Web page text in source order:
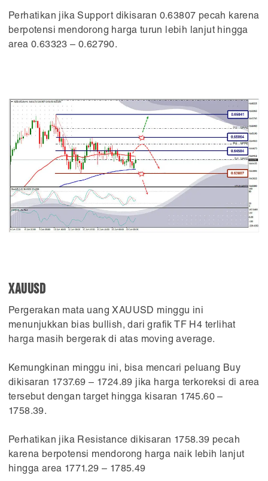
Perhatikan jika Support dikisaran 0.63807 pecah karena
berpotensi mendorong harga turun lebih lanjut hingga
area 0.63323 – 0.62790.
XAUUSD
Pergerakan mata uang XAUUSD minggu ini
menunjukkan bias bullish, dari grafik TF H4 terlihat
harga masih bergerak di atas moving average.
Kemungkinan minggu ini, bisa mencari peluang Buy
dikisaran 1737.69 – 1724.89 jika harga terkoreksi di area
tersebut dengan target hingga kisaran 1745.60 –
1758.39.
Perhatikan jika Resistance dikisaran 1758.39 pecah
karena berpotensi mendorong harga naik lebih lanjut
hingga area 1771.29 – 1785.49